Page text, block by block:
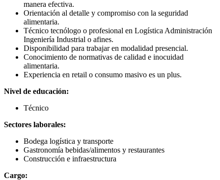
manera efectiva.
Orientación al detalle y compromiso con la seguridad
alimentaria.
Técnico tecnólogo o profesional en Logística Administración
Ingeniería Industrial o afines.
Disponibilidad para trabajar en modalidad presencial.
Conocimiento de normativas de calidad e inocuidad
alimentaria.
Experiencia en retail o consumo masivo es un plus.
Nivel de educación:
Técnico
Sectores laborales:
Bodega logística y transporte
Gastronomía bebidas/alimentos y restaurantes
Construcción e infraestructura
Cargo: